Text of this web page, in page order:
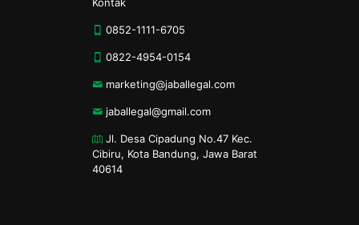
0852-1111-6705
0822-4954-0154
marketing@jaballegal.com
jaballegal@gmail.com
Jl. Desa Cipadung No.47 Kec.
Cibiru, Kota Bandung, Jawa Barat
40614